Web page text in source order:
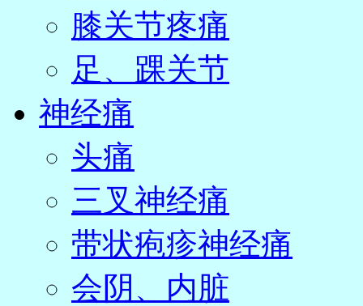
膝关节疼痛
足、踝关节
神经痛
头痛
三叉神经痛
带状疱疹神经痛
会阴、内脏